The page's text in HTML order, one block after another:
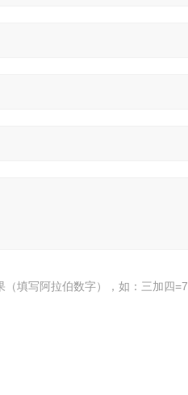
（填写阿拉伯数字），如：三加四=7